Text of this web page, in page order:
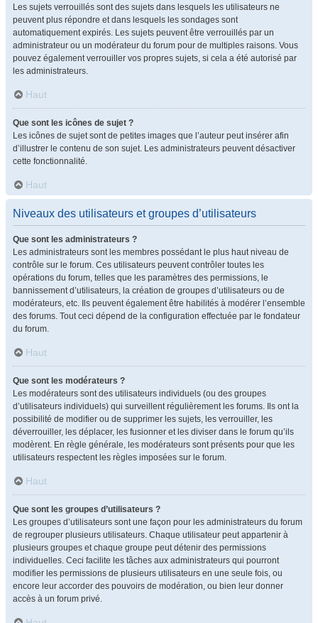
Les sujets verrouillés sont des sujets dans lesquels les utilisateurs ne
peuvent plus répondre et dans lesquels les sondages sont
automatiquement expirés. Les sujets peuvent être verrouillés par un
administrateur ou un modérateur du forum pour de multiples raisons. Vous
pouvez également verrouiller vos propres sujets, si cela a été autorisé par
les administrateurs.
Haut
Que sont les icônes de sujet ?
Les icônes de sujet sont de petites images que l’auteur peut insérer afin
d’illustrer le contenu de son sujet. Les administrateurs peuvent désactiver
cette fonctionnalité.
Haut
Niveaux des utilisateurs et groupes d’utilisateurs
Que sont les administrateurs ?
Les administrateurs sont les membres possédant le plus haut niveau de
contrôle sur le forum. Ces utilisateurs peuvent contrôler toutes les
opérations du forum, telles que les paramètres des permissions, le
bannissement d’utilisateurs, la création de groupes d’utilisateurs ou de
modérateurs, etc. Ils peuvent également être habilités à modérer l’ensemble
des forums. Tout ceci dépend de la configuration effectuée par le fondateur
du forum.
Haut
Que sont les modérateurs ?
Les modérateurs sont des utilisateurs individuels (ou des groupes
d’utilisateurs individuels) qui surveillent régulièrement les forums. Ils ont la
possibilité de modifier ou de supprimer les sujets, les verrouiller, les
déverrouiller, les déplacer, les fusionner et les diviser dans le forum qu’ils
modèrent. En règle générale, les modérateurs sont présents pour que les
utilisateurs respectent les règles imposées sur le forum.
Haut
Que sont les groupes d’utilisateurs ?
Les groupes d’utilisateurs sont une façon pour les administrateurs du forum
de regrouper plusieurs utilisateurs. Chaque utilisateur peut appartenir à
plusieurs groupes et chaque groupe peut détenir des permissions
individuelles. Ceci facilite les tâches aux administrateurs qui pourront
modifier les permissions de plusieurs utilisateurs en une seule fois, ou
encore leur accorder des pouvoirs de modération, ou bien leur donner
accès à un forum privé.